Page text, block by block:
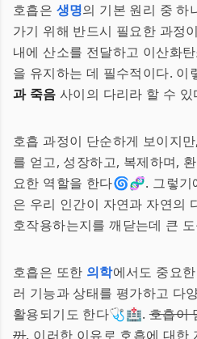
호흡은 생명의 기본 원리 중 하
가기 위해 반드시 필요한 과
내에 산소를 전달하고 이산화
을 유지하는 데 필수적이다.
과 죽음 사이의 다리라 할 수 있
호흡 과정이 단순하게 보이지
를 얻고, 성장하고, 복제하며,
요한 역할을 한다🌀🧬. 그렇기
은 우리 인간이 자연과 자연의
호작용하는지를 깨닫는데 큰
호흡은 또한 의학에서도 중요
러 기능과 상태를 평가하고 다
활용되기도 한다🩺🏥.호흡이
까. 이러한 이유로 호흡에 대한